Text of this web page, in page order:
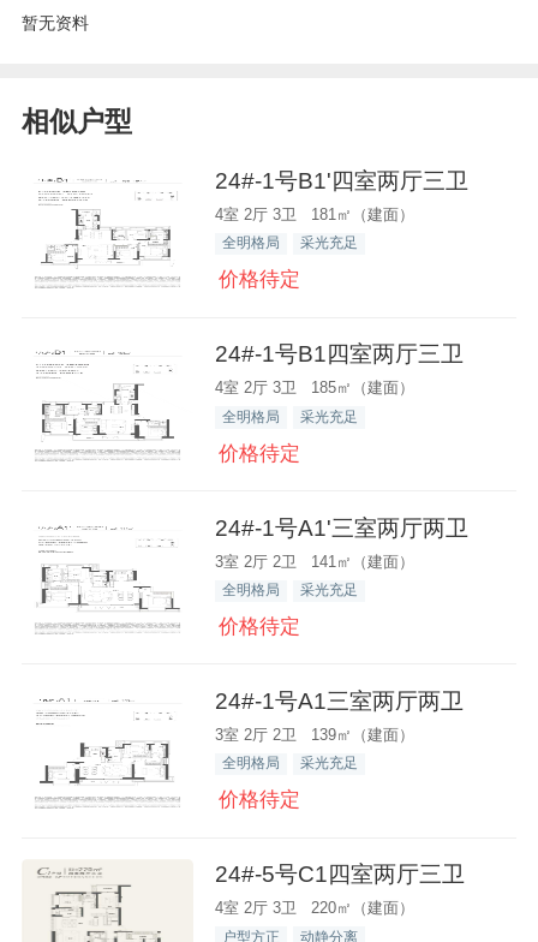
暂无资料
相似户型
24#-1号B1'四室两厅三卫
4室 2厅 3卫 181㎡（建面）
全明格局 采光充足
价格待定
24#-1号B1四室两厅三卫
4室 2厅 3卫 185㎡（建面）
全明格局 采光充足
价格待定
24#-1号A1'三室两厅两卫
3室 2厅 2卫 141㎡（建面）
全明格局 采光充足
价格待定
24#-1号A1三室两厅两卫
3室 2厅 2卫 139㎡（建面）
全明格局 采光充足
价格待定
24#-5号C1四室两厅三卫
4室 2厅 3卫 220㎡（建面）
户型方正 动静分离